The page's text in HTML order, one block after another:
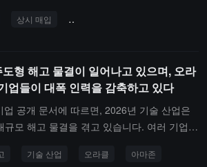
상시 매입
형 해고 물결이 일어나고 있으며, 오라
업들이 대폭 인력을 감축하고 있다
업 공개 문서에 따르면, 2026년 기술 산업은
규모 해고 물결을 겪고 있습니다. 여러 기업이
를 활용하여 운영 효율성을 높이기 위해 각
기술 산업 오라클 아마존